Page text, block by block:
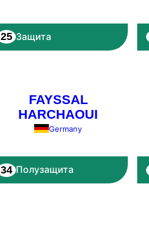
25 Защита
FAYSSAL
HARCHAOUI
Germany
34 Полузащита